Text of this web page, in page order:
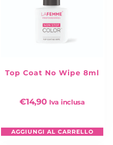
Top Coat No Wipe 8ml
€14,90 Iva inclusa
AGGIUNGI AL CARRELLO